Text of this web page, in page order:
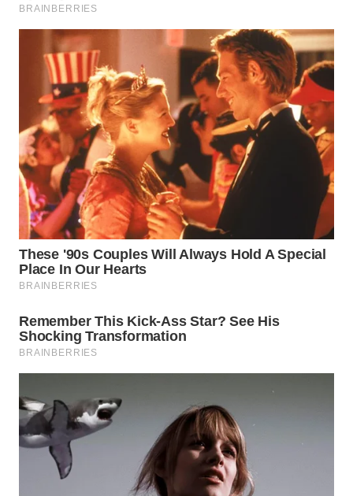
WN
BEKASI
WN
BOGOR
WN
DEPOK
WN
TAPANULI
UTARA
WN
WN
PADANG
LAWAS
WN
SUMEDANG
WN